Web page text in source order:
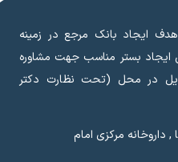
ایجاد بانک مرجع در زمینه
ایجاد بستر مناسب جهت مشاوره
در محل (تحت نظارت دکتر
داروخانه مرکزی امام